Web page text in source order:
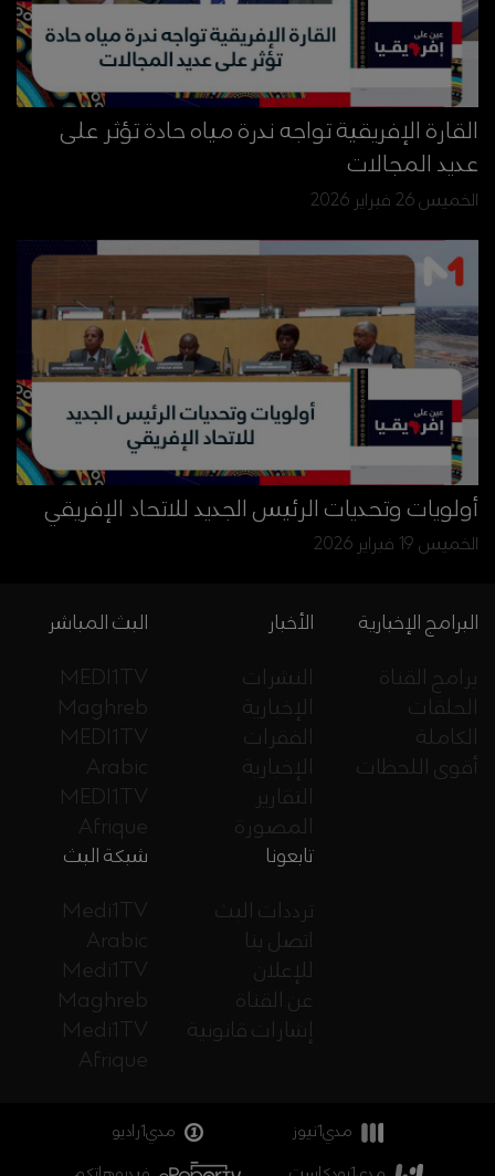
القارة الإفريقية تواجه ندرة مياه حادة تؤثر على
عديد المجالات
الخميس 26 فبراير 2026
أولويات وتحديات الرئيس الجديد للاتحاد الإفريقي
الخميس 19 فبراير 2026
البث المباشر
MEDI1TV
Maghreb
MEDI1TV
Arabic
MEDI1TV
Afrique
الأخبار
النشرات
الإخبارية
الفقرات
الإخبارية
التقارير
المصورة
البرامج الإخبارية
برامج القناة
الحلقات
الكاملة
أقوى اللحظات
شبكة البث
Medi1TV
Arabic
Medi1TV
Maghreb
Medi1TV
Afrique
تابعونا
ترددات البث
اتصل بنا
للإعلان
عن القناة
إشارات قانونية
مدي1نيوز
مدي1راديو